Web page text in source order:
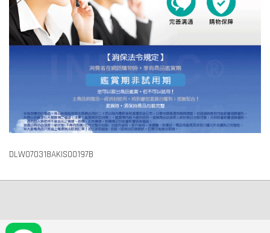
DLW070318AKIS00197B